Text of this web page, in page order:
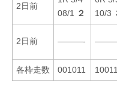
2日前
08/1
２
10/3
2日前 ———-
各枠走数 001011